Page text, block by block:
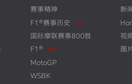
赛事精神
F1®赛事历史
NEW
国际摩联赛事800胜
F1®
NEW
MotoGP
WSBK
新
视
图